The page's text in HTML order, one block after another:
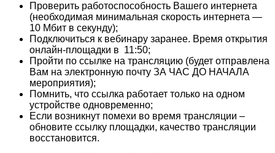
Проверить работоспособность Вашего интернета
(необходимая минимальная скорость интернета —
10 Мбит в секунду);
Подключиться к вебинару заранее. Время открытия
онлайн-площадки в 11:50;
Пройти по ссылке на трансляцию (будет отправлена
Вам на электронную почту ЗА ЧАС ДО НАЧАЛА
мероприятия);
Помнить, что ссылка работает только на одном
устройстве одновременно;
Если возникнут помехи во время трансляции –
обновите ссылку площадки, качество трансляции
восстановится.